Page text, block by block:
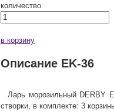
количество
в корзину
Описание EK-36
Ларь морозильный DERBY
створки, в комплекте: 3